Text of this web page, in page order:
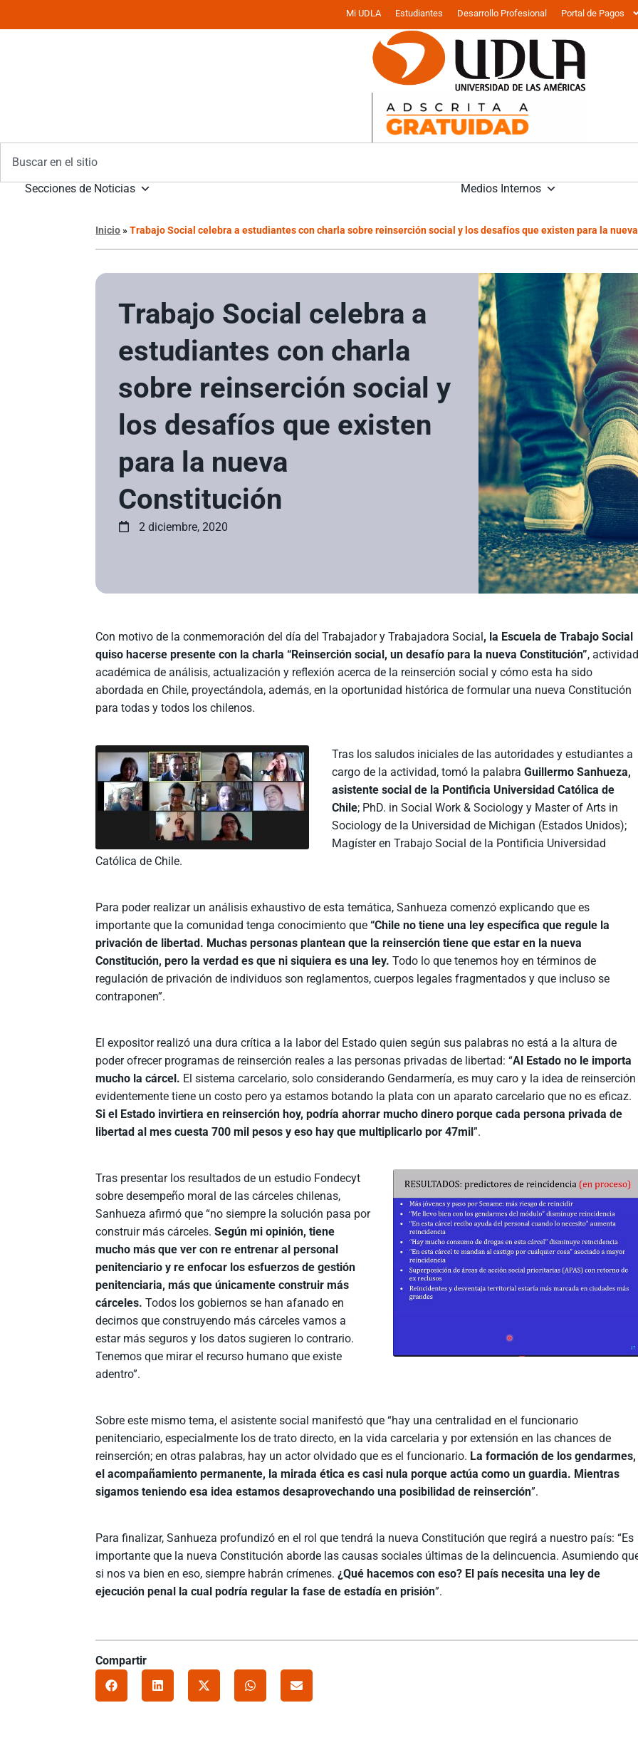
Mi UDLA Estudiantes Desarrollo Profesional Portal de Pagos
Secciones de Noticias Medios Internos
Inicio»Trabajo Social celebra a estudiantes con charla sobre reinserción social y los desafíos que existen para la
Trabajo Social celebra a
estudiantes con charla
sobre reinserción social y
los desafíos que existen
para la nueva
Constitución
2 diciembre, 2020
Con motivo de la conmemoración del día del Trabajador y Trabajadora Social, la Escuela de Trabajo Social
quiso hacerse presente con la charla “Reinserción social, un desafío para la nueva Constitución”,
académica de análisis, actualización y reflexión acerca de la reinserción social y cómo esta ha sido
abordada en Chile, proyectándola, además, en la oportunidad histórica de formular una nueva Constitución
para todas y todos los chilenos.
Tras los saludos iniciales de las autoridades y estudiantes a
cargo de la actividad, tomó la palabraGuillermo Sanhueza,
asistente social de la Pontificia Universidad Católica de
Chile; PhD. in Social Work & Sociology y Master of Arts in
Sociology de la Universidad de Michigan (Estados Unidos);
Magíster en Trabajo Social de la Pontificia Universidad
Católica de Chile.
Para poder realizar un análisis exhaustivo de esta temática, Sanhueza comenzó explicando que es
importante que la comunidad tenga conocimiento que“Chile no tiene una ley específica que regule la
privación de libertad. Muchas personas plantean que la reinserción tiene que estar en la nueva
Constitución, pero la verdad es que ni siquiera es una ley. Todo lo que tenemos hoy en términos de
regulación de privación de individuos son reglamentos, cuerpos legales fragmentados y que incluso se
contraponen”.
El expositor realizó una dura crítica a la labor del Estado quien según sus palabras no está a la altura de
poder ofrecer programas de reinserción reales a las personas privadas de libertad: “Al Estado no le importa
mucho la cárcel. El sistema carcelario, solo considerando Gendarmería, es muy caro y la idea de reinserción
evidentemente tiene un costo pero ya estamos botando la plata con un aparato carcelario que no es eficaz.
Si el Estado invirtiera en reinserción hoy, podría ahorrar mucho dinero porque cada persona privada de
libertad al mes cuesta 700 mil pesos y eso hay que multiplicarlo por 47mil”.
Tras presentar los resultados de un estudio Fondecyt
sobre desempeño moral de las cárceles chilenas,
Sanhueza afirmó que “no siempre la solución pasa por
construir más cárceles.Según mi opinión, tiene
mucho más que ver con re entrenar al personal
penitenciario y re enfocar los esfuerzos de gestión
penitenciaria, más que únicamente construir más
cárceles. Todos los gobiernos se han afanado en
decirnos que construyendo más cárceles vamos a
estar más seguros y los datos sugieren lo contrario.
Tenemos que mirar el recurso humano que existe
adentro”.
Sobre este mismo tema, el asistente social manifestó que “hay una centralidad en el funcionario
penitenciario, especialmente los de trato directo, en la vida carcelaria y por extensión en las chances de
reinserción; en otras palabras, hay un actor olvidado que es el funcionario. La formación de los gendarmes,
el acompañamiento permanente, la mirada ética es casi nula porque actúa como un guardia. Mientras
sigamos teniendo esa idea estamos desaprovechando una posibilidad de reinserción”.
Para finalizar, Sanhueza profundizó en el rol que tendrá la nueva Constitución que regirá a nuestro país: “Es
importante que la nueva Constitución aborde las causas sociales últimas de la delincuencia. Asumiendo
si nos va bien en eso, siempre habrán crímenes.¿Qué hacemos con eso? El país necesita una ley de
ejecución penal la cual podría regular la fase de estadía en prisión”.
Compartir